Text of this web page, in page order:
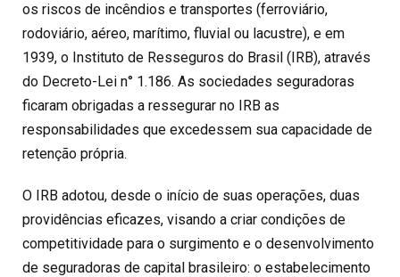
os riscos de incêndios e transportes (ferroviário,
rodoviário, aéreo, marítimo, fluvial ou lacustre), e em
1939, o Instituto de Resseguros do Brasil (IRB), através
do Decreto-Lei n° 1.186. As sociedades seguradoras
ficaram obrigadas a ressegurar no IRB as
responsabilidades que excedessem sua capacidade de
retenção própria.
O IRB adotou, desde o início de suas operações, duas
providências eficazes, visando a criar condições de
competitividade para o surgimento e o desenvolvimento
de seguradoras de capital brasileiro: o estabelecimento